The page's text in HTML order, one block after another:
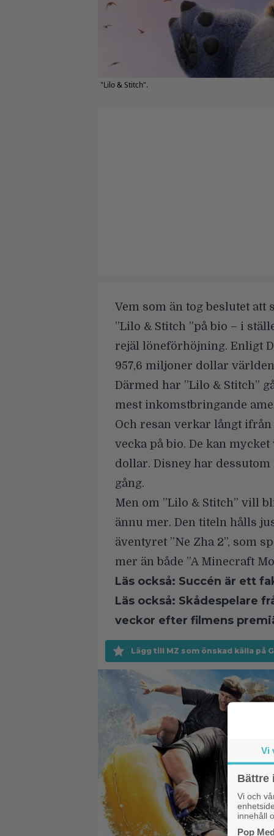
"Lilo & Stitch".
Vem som än tog beslutet att
”Lilo & Stitch ”på bio – i
rejäl löneförhöjning. Enligt
957,6 miljoner dollar
Därmed har ”Lilo & Stitch”
mest inkomstbringande
Och resan verkar långt
vecka på bio. De kan
dollar. Disney har
gång.
Men om ”Lilo & Stitch” vill
ännu mer. Den titeln hålls
äventyret ”Ne Zha 2”, som
mer än både ”A Minecraft
Läs också: Succén är ett
Läs också: Skådespelare
veckor efter filmens
Lägg till MZ som önskad källa på
Vi
Bättre
Vi och
innehåll
Pop